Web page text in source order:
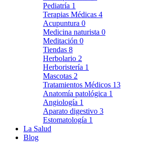
Pediatría 1
Terapias Médicas 4
Acupuntura 0
Medicina naturista 0
Meditación 0
Tiendas 8
Herbolario 2
Herboristería 1
Mascotas 2
Tratamientos Médicos 13
Anatomía patológica 1
Angiología 1
Aparato digestivo 3
Estomatología 1
La Salud
Blog